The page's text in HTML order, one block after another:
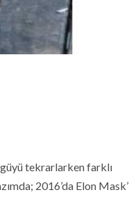
tekrarlarken farklı
2016’da Elon